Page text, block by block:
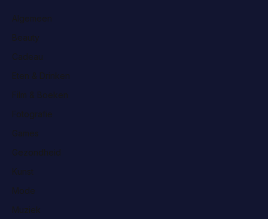
Algemeen
Beauty
Cadeau
Eten & Drinken
Film & Boeken
Fotografie
Games
Gezondheid
Kunst
Mode
Muziek